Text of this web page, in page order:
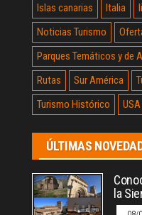
Islas canarias
Italia
Noticias Turismo
Parques Temáticos y de
Rutas
Sur América
Turismo Histórico
USA
ÚLTIMAS
la